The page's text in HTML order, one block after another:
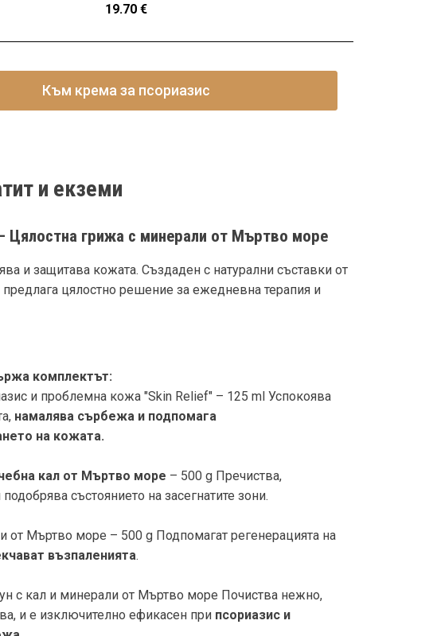
19.70 €
Към крема за псориазис
и екземи
Цялостна грижа с минерали от Мъртво море
и защитава кожата. Създаден с натурални съставки от
цялостно решение за ежедневна терапия и
комплектът:
и проблемна кожа "Skin Relief" – 125 ml Успокоява
намалява сърбежа и подпомага
на кожата.
кал от Мъртво море – 500 g Пречиства,
състоянието на засегнатите зони.
от Мъртво море – 500 g Подпомагат регенерацията на
възпаленията.
с кал и минерали от Мъртво море Почиства нежно,
и е изключително ефикасен при псориазис и